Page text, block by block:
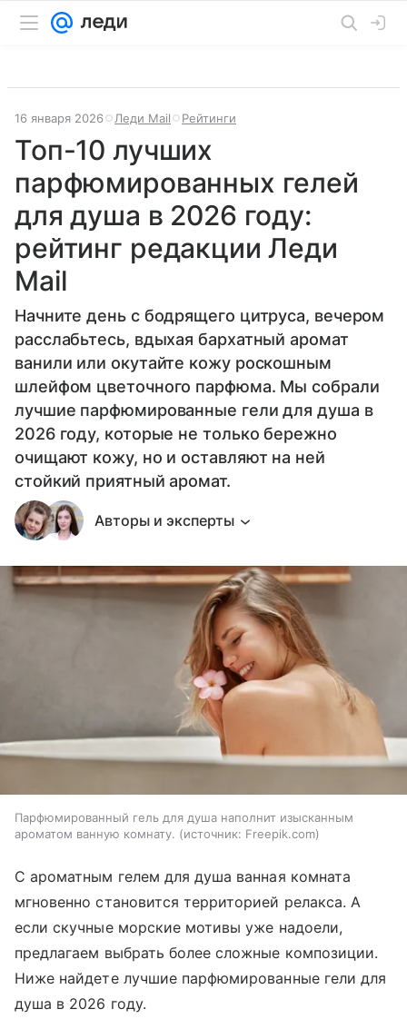
16 января 2026 Леди Mail Рейтинги
Топ-10 лучших
парфюмированных гелей
для душа в 2026 году:
рейтинг редакции Леди
Mail
Начните день с бодрящего цитруса, вечером
расслабьтесь, вдыхая бархатный аромат
ванили или окутайте кожу роскошным
шлейфом цветочного парфюма. Мы собрали
лучшие парфюмированные гели для душа в
2026 году, которые не только бережно
очищают кожу, но и оставляют на ней
стойкий приятный аромат.
Авторы и эксперты
Парфюмированный гель для душа наполнит изысканным
ароматом ванную комнату.
источник: Freepik.com
С ароматным гелем для душа ванная комната
мгновенно становится территорией релакса. А
если скучные морские мотивы уже надоели,
предлагаем выбрать более сложные композиции.
Ниже найдете лучшие парфюмированные гели для
душа в 2026 году.